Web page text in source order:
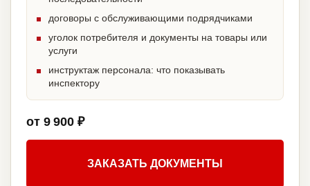
договоры с обслуживающими подрядчиками
уголок потребителя и документы на товары или
услуги
инструктаж персонала: что показывать
инспектору
от 9 900 ₽
ЗАКАЗАТЬ ДОКУМЕНТЫ